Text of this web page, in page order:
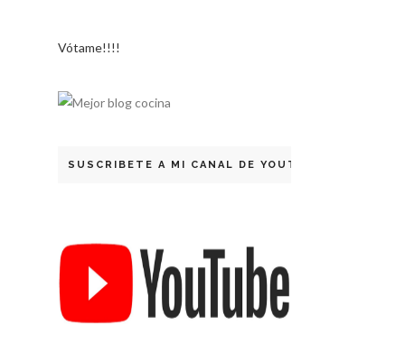
Vótame!!!!
SUSCRIBETE A MI CANAL DE YOUTUBE